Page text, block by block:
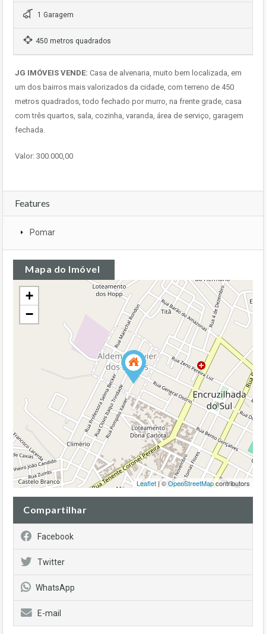
1 Garagem
450 metros quadrados
JG IMÓVEIS VENDE: Casa de alvenaria, muito bem localizada, em
um dos bairros mais valorizados da cidade, com terreno de 450
metros quadrados, todo fechado por murro, na frente grade, casa
com três quartos, sala, cozinha, varanda, área de serviço, garagem
fechada.
Valor: 300.000,00
Features
Pomar
Mapa do Imóvel
+
−
Leaflet | ©OpenStreetMapcontributors
Compartilhar
Facebook
Twitter
WhatsApp
E-mail